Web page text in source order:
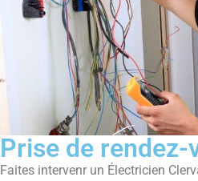
Prise de rendez-
Faites intervenr un Électricien